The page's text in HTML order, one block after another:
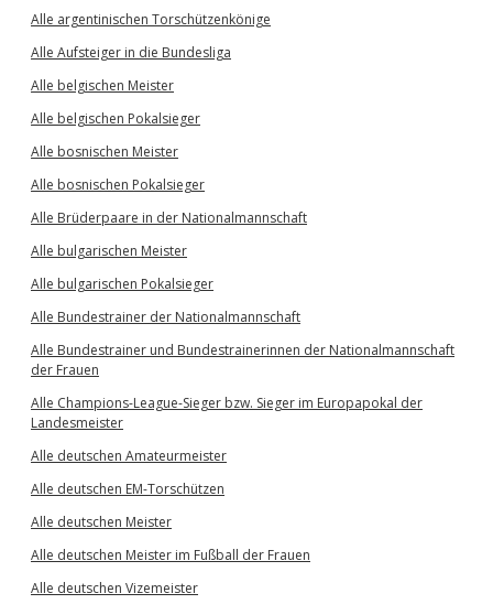
Alle argentinischen Torschützenkönige
Alle Aufsteiger in die Bundesliga
Alle belgischen Meister
Alle belgischen Pokalsieger
Alle bosnischen Meister
Alle bosnischen Pokalsieger
Alle Brüderpaare in der Nationalmannschaft
Alle bulgarischen Meister
Alle bulgarischen Pokalsieger
Alle Bundestrainer der Nationalmannschaft
Alle Bundestrainer und Bundestrainerinnen der Nationalmannschaft
der Frauen
Alle Champions-League-Sieger bzw. Sieger im Europapokal der
Landesmeister
Alle deutschen Amateurmeister
Alle deutschen EM-Torschützen
Alle deutschen Meister
Alle deutschen Meister im Fußball der Frauen
Alle deutschen Vizemeister